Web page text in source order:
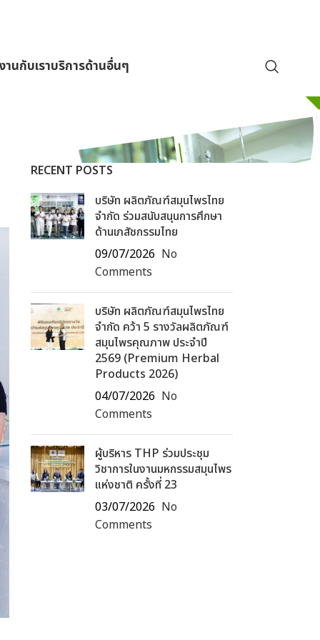
านกับเราบริการด้านอื่นๆ
RECENT POSTS
บริษัท ผลิตภัณฑ์สมุนไพรไทย
จำกัด ร่วมสนับสนุนการศึกษา
ด้านเภสัชกรรมไทย
09/07/2026 No
Comments
บริษัท ผลิตภัณฑ์สมุนไพรไทย
จำกัด คว้า 5 รางวัลผลิตภัณฑ์
สมุนไพรคุณภาพ ประจำปี
2569 (Premium Herbal
Products 2026)
04/07/2026 No
Comments
ผู้บริหาร THP ร่วมประชุม
วิชาการในงานมหกรรมสมุนไพร
แห่งชาติ ครั้งที่ 23
03/07/2026 No
Comments